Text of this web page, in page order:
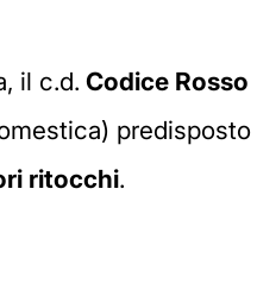
il c.d. Codice Rosso
ritocchi.